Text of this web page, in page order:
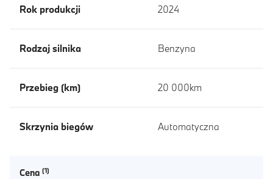
Rok produkcji 2024
Rodzaj silnika Benzyna
Przebieg (km) 20 000km
Skrzynia biegów Automatyczna
Cena